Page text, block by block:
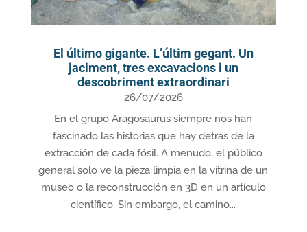
El último gigante. L’últim gegant. Un
jaciment, tres excavacions i un
descobriment extraordinari
26/07/2026
En el grupo Aragosaurus siempre nos han
fascinado las historias que hay detrás de la
extracción de cada fósil. A menudo, el público
general solo ve la pieza limpia en la vitrina de un
museo o la reconstrucción en 3D en un artículo
científico. Sin embargo, el camino...